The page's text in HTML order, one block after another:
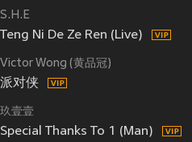
S.H.E
Teng Ni De Ze Ren (Live)
Victor Wong (黄品冠)
派对侠
玖壹壹
Special Thanks To 1 (Man)